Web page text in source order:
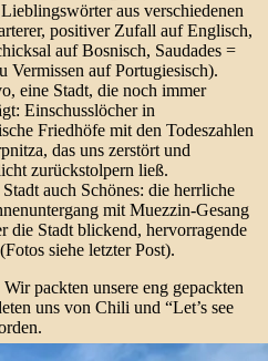
aus verschiedenen
positiver Zufall auf Englisch,
auf Bosnisch, Saudades =
Vermissen auf Portugiesisch).
eine Stadt, die noch immer
Einschusslöcher in
Friedhöfe mit den Todeszahlen
das uns zerstört und
zurückstolpern ließ.
auch Schönes: die herrliche
mit Muezzin-Gesang
die Stadt blickend, hervorragende
siehe letzter Post).
packten unsere eng gepackten
uns von Chili und “Let’s see